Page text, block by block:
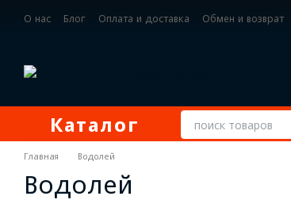
О нас Блог Оплата и доставка
Обмен и возврат
Каталог
Главная Водолей
Водолей